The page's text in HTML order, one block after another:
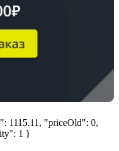
1115.11, "priceOld": 0,
1 }